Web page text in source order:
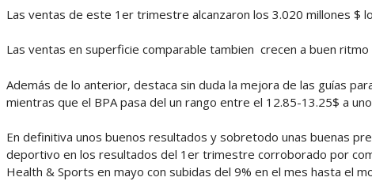
Las ventas de este 1er trimestre alcanzaron los 3.020 millones $
Las ventas en superficie comparable tambien crecen a buen
Además de lo anterior, destaca sin duda la mejora de las guías
mientras que el BPA pasa del un rango entre el 12.85-13.25$ a
En definitiva unos buenos resultados y sobretodo unas buenas
deportivo en los resultados del 1er trimestre corroborado por
Health & Sports en mayo con subidas del 9% en el mes hasta el